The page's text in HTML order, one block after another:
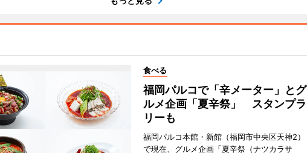
食べる
福岡パルコで「辛メーター」とグ
ルメ企画「夏辛祭」 スタンプラ
リーも
福岡パルコ本館・新館（福岡市中央区天神2）
で現在、グルメ企画「夏辛祭（ナツカラサ